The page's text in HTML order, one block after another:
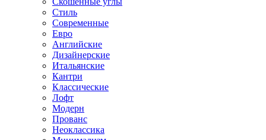
Стиль
Современные
Евро
Английские
Дизайнерские
Итальянские
Кантри
Классические
Лофт
Модерн
Прованс
Неоклассика